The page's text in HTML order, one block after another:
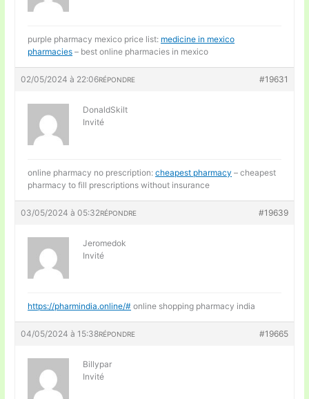
purple pharmacy mexico price list: medicine in mexico
pharmacies – best online pharmacies in mexico
02/05/2024 à 22:06 #19631
RÉPONDRE
DonaldSkilt
Invité
online pharmacy no prescription:cheapest pharmacy – cheapest
pharmacy to fill prescriptions without insurance
03/05/2024 à 05:32 #19639
RÉPONDRE
Jeromedok
Invité
https://pharmindia.online/# online shopping pharmacy india
04/05/2024 à 15:38 #19665
RÉPONDRE
Billypar
Invité